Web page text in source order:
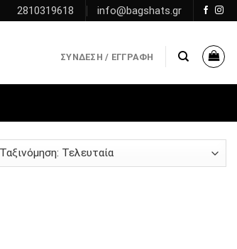
2810319618 info@bagshats.gr
ΣΎΝΔΕΣΗ / ΕΓΓΡΑΦΉ